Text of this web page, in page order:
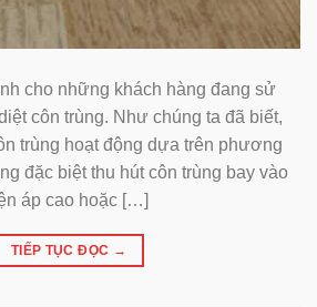
cho những khách hàng đang sử
côn trùng. Như chúng ta đã biết,
trùng hoạt động dựa trên phương
đặc biệt thu hút côn trùng bay vào
áp cao hoặc […]
TIẾP TỤC ĐỌC →